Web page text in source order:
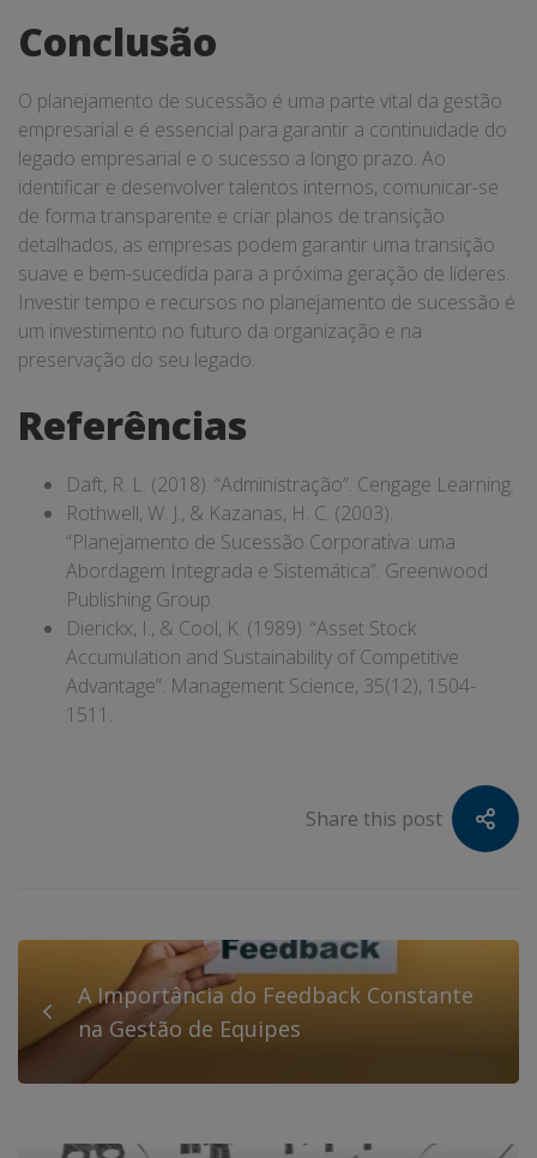
Conclusão
O planejamento de sucessão é uma parte vital da gestão
empresarial e é essencial para garantir a continuidade do
legado empresarial e o sucesso a longo prazo. Ao
identificar e desenvolver talentos internos, comunicar-se
de forma transparente e criar planos de transição
detalhados, as empresas podem garantir uma transição
suave e bem-sucedida para a próxima geração de líderes.
Investir tempo e recursos no planejamento de sucessão é
um investimento no futuro da organização e na
preservação do seu legado.
Referências
Daft, R. L. (2018). “Administração”. Cengage Learning.
Rothwell, W. J., & Kazanas, H. C. (2003).
“Planejamento de Sucessão Corporativa: uma
Abordagem Integrada e Sistemática”. Greenwood
Publishing Group.
Dierickx, I., & Cool, K. (1989). “Asset Stock
Accumulation and Sustainability of Competitive
Advantage”. Management Science, 35(12), 1504-
1511.
Share this post
A Importância do Feedback Constante
na Gestão de Equipes